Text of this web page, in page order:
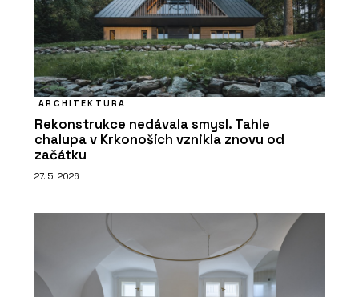
ARCHITEKTURA
Rekonstrukce nedávala smysl. Tahle
chalupa v Krkonoších vznikla znovu od
začátku
27. 5. 2026